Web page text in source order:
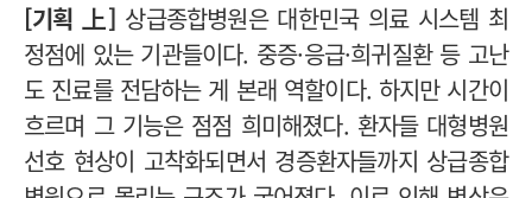
[기획 上] 상급종합병원은 대한민국 의료 시스템 최
정점에 있는 기관들이다. 중증·응급·희귀질환 등 고난
도 진료를 전담하는 게 본래 역할이다. 하지만 시간이
흐르며 그 기능은 점점 희미해졌다. 환자들 대형병원
선호 현상이 고착화되면서 경증환자들까지 상급종합